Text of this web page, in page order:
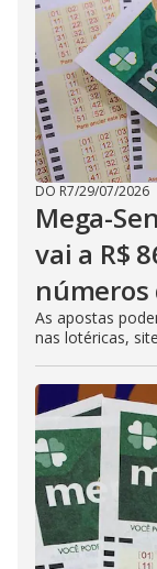
DO R7/29/07/2026
Mega-
vai a R$
As apostas
nas lotéricas,